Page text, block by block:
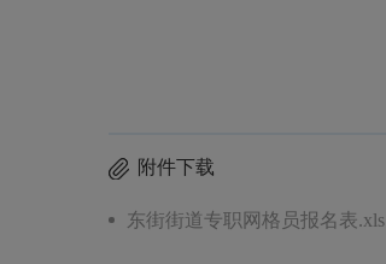
附件下载
东街街道专职网格员报名表.xls